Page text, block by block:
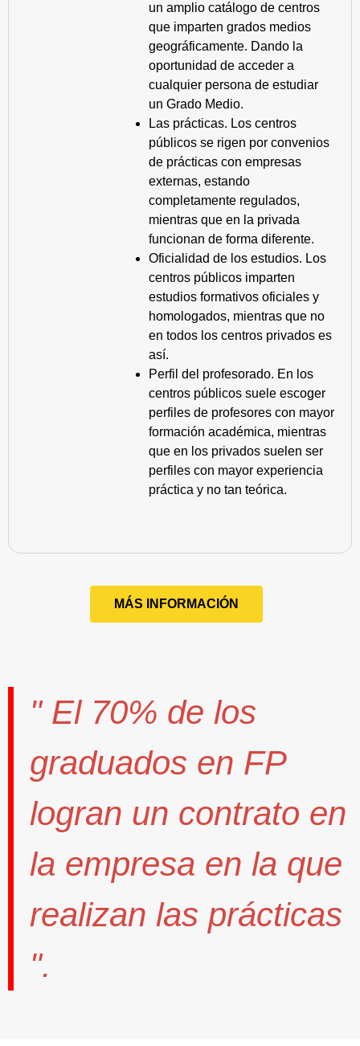
un amplio catálogo de centros
que imparten grados medios
geográficamente. Dando la
oportunidad de acceder a
cualquier persona de estudiar
un Grado Medio.
Las prácticas. Los centros
públicos se rigen por convenios
de prácticas con empresas
externas, estando
completamente regulados,
mientras que en la privada
funcionan de forma diferente.
Oficialidad de los estudios. Los
centros públicos imparten
estudios formativos oficiales y
homologados, mientras que no
en todos los centros privados es
así.
Perfil del profesorado. En los
centros públicos suele escoger
perfiles de profesores con mayor
formación académica, mientras
que en los privados suelen ser
perfiles con mayor experiencia
práctica y no tan teórica.
MÁS INFORMACIÓN
" El 70% de los
graduados en FP
logran un contrato en
la empresa en la que
realizan las prácticas
".